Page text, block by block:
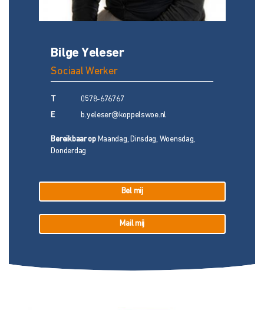
Bilge Yeleser
Sociaal Werker
0578-676767
E b.yeleser@koppelswoe.nl
Bereikbaar opMaandag, Dinsdag, Woensdag,
Donderdag
Bel mij
Mail mij